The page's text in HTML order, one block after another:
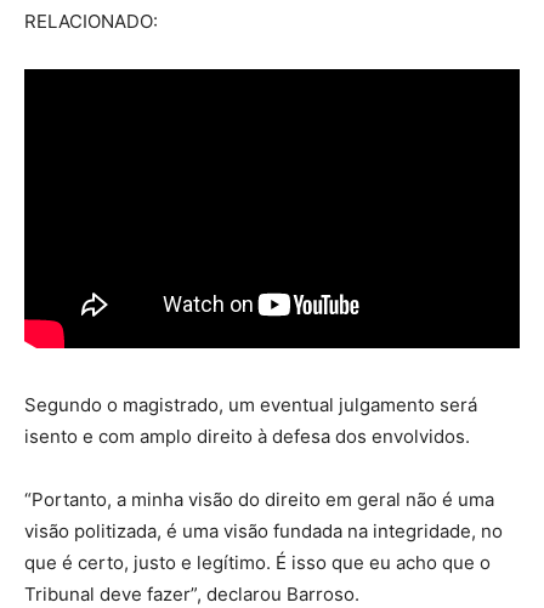
RELACIONADO:
Segundo o magistrado, um eventual julgamento será
isento e com amplo direito à defesa dos envolvidos.
“Portanto, a minha visão do direito em geral não é uma
visão politizada, é uma visão fundada na integridade, no
que é certo, justo e legítimo. É isso que eu acho que o
Tribunal deve fazer”, declarou Barroso.